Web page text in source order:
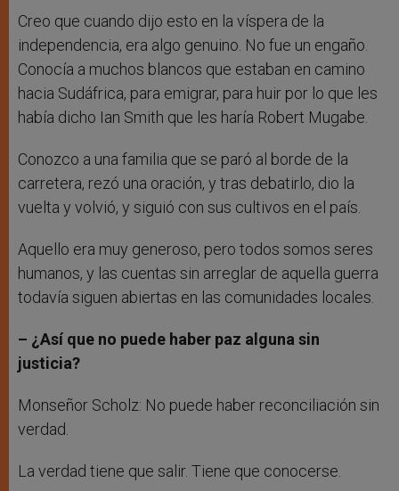
Creo que cuando dijo esto en la víspera de la
independencia, era algo genuino. No fue un engaño.
Conocía a muchos blancos que estaban en camino
hacia Sudáfrica, para emigrar, para huir por lo que les
había dicho Ian Smith que les haría Robert Mugabe.
Conozco a una familia que se paró al borde de la
carretera, rezó una oración, y tras debatirlo, dio la
vuelta y volvió, y siguió con sus cultivos en el país.
Aquello era muy generoso, pero todos somos seres
humanos, y las cuentas sin arreglar de aquella guerra
todavía siguen abiertas en las comunidades locales.
– ¿Así que no puede haber paz alguna sin
justicia?
Monseñor Scholz: No puede haber reconciliación sin
verdad.
La verdad tiene que salir. Tiene que conocerse.